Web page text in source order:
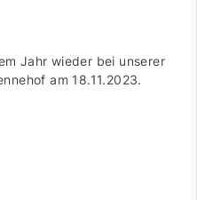
Jahr wieder bei unserer
am 18.11.2023.